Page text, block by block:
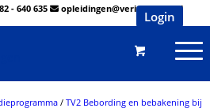
- 640 635 opleidingen@veringmeier.nl
Login
/ TV2 Bebording en bebakening bij